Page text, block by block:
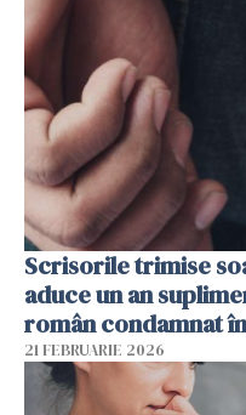
Scrisorile trimise
aduce un an
român condamnat
21 FEBRUARIE 2026